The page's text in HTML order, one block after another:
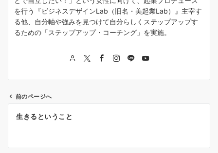
を行う『ビジネスデザインLab（旧名・美起業Lab）』主宰す
る他、自分軸や強みを見つけて自分らしくステップアップす
るための「ステップアップ・コーチング」を実施。
前のページへ
生きるということ